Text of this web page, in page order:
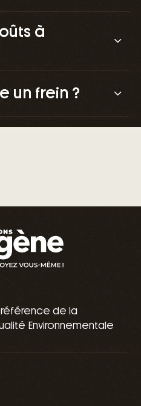
à
un frein ?
référence de la
Environnementale